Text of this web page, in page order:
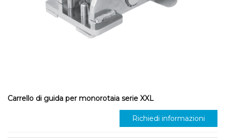
Carrello di guida per monorotaia serie XXL
Richiedi informazioni